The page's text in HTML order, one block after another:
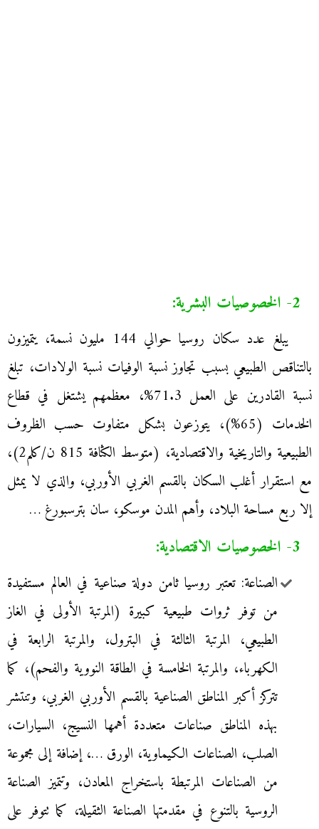
2- الخصوصيات البشرية:
يبلغ عدد سكان روسيا حوالي 144 مليون نسمة، يتميزون
بالتناقص الطبيعي بسبب تجاوز نسبة الوفيات نسبة الولادات، تبلغ
نسبة القادرين على العمل 71.3%، معظمهم يشتغل في قطاع
الخدمات (65%)، يتوزعون بشكل متفاوت حسب الظروف
الطبيعية والتاريخية والاقتصادية، (متوسط الكثافة 815 ن/كلم2)،
مع استقرار أغلب السكان بالقسم الغربي الأوربي، والذي لا يمثل
إلا ربع مساحة البلاد، وأهم المدن موسكو، سان بترسبورغ …
3- الخصوصيات الاقتصادية:
الصناعة: تعتبر روسيا ثامن دولة صناعية في العالم مستفيدة
من توفر ثروات طبيعية كبيرة (المرتبة الأولى في الغاز
الطبيعي، المرتبة الثالثة في البترول، والمرتبة الرابعة في
الكهرباء، والمرتبة الخامسة في الطاقة النووية والفحم)، كما
تتركز أكبر المناطق الصناعية بالقسم الأوربي الغربي، وتنتشر
بهذه المناطق صناعات متعددة أهمها النسيج، السيارات،
الصلب، الصناعات الكيماوية، الورق …، إضافة إلى مجموعة
من الصناعات المرتبطة باستخراج المعادن، وتتميز الصناعة
الروسية بالتنوع في مقدمتها الصناعة الثقيلة، كما تتوفر على